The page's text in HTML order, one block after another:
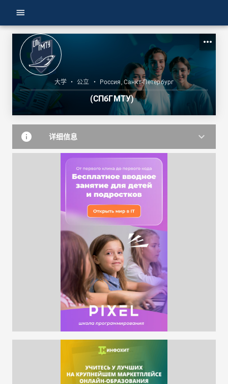
menu
more_horiz
大学 • 公立 • Россия, Санкт-Петербург
(СПбГМТУ)
info 详细信息 keyboard_arrow_down